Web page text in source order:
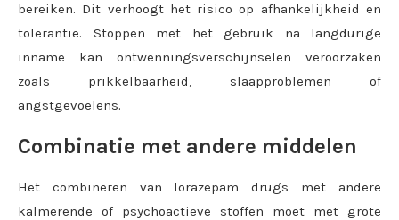
bereiken. Dit verhoogt het risico op afhankelijkheid en
tolerantie. Stoppen met het gebruik na langdurige
inname kan ontwenningsverschijnselen veroorzaken
zoals prikkelbaarheid, slaapproblemen of
angstgevoelens.
Combinatie met andere middelen
Het combineren van lorazepam drugs met andere
kalmerende of psychoactieve stoffen moet met grote